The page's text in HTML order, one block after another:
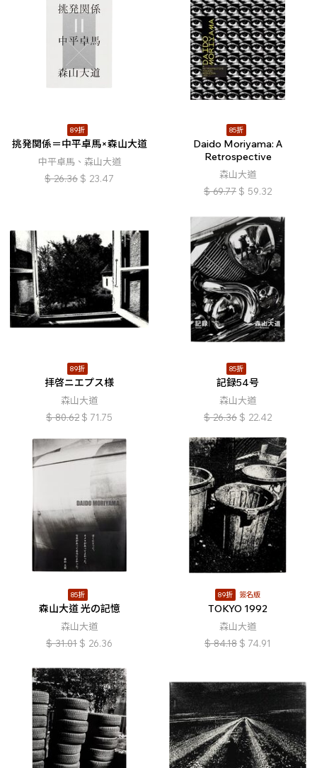
89折
挑発関係＝中平卓馬×森山大道
中平卓馬、森山大道
$ 26.36 $ 23.47
85折
Daido Moriyama: A
Retrospective
森山大道
$ 69.77 $ 59.32
89折
拝啓ニエプス様
森山大道
$ 80.62 $ 71.75
85折
記録54号
森山大道
$ 26.36 $ 22.42
85折
森山大道 光の記憶
森山大道
$ 31.01 $ 26.36
89折 簽名版
TOKYO 1992
森山大道
$ 84.18 $ 74.91